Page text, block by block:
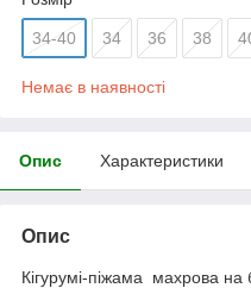
34-40 34 36 38
Немає в наявності
Опис Характеристики
Опис
Кігурумі-піжама махрова